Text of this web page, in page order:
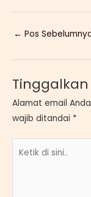
← Pos
Alamat email
wajib ditandai *